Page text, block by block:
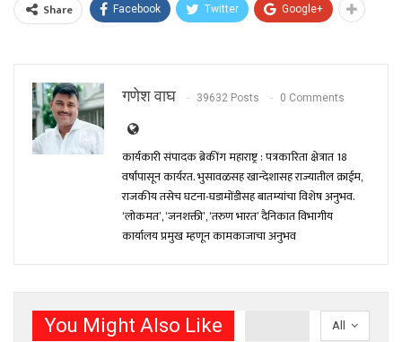
Share Facebook Twitter Google+
गणेश वाघ 39632 Posts 0 Comments
कार्यकारी संपादक ब्रेकींग महाराष्ट्र : पत्रकारिता क्षेत्रात 18
वर्षांपासून कार्यरत. भुसावळसह खान्देशासह राज्यातील क्राईम,
राजकीय तसेच घटना-घडामोंडीसह बातम्यांचा विशेष अनुभव.
‘लोकमत’, ‘जनशक्ती’, ‘तरुण भारत’ दैनिकात विभागीय
कार्यालय प्रमुख म्हणून कामकाजाचा अनुभव
All
You Might Also Like